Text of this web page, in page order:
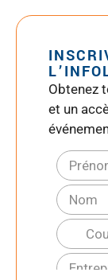
Obtenez
et un